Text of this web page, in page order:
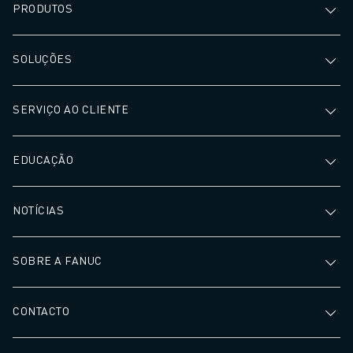
PRODUTOS
SOLUÇÕES
SERVIÇO AO CLIENTE
EDUCAÇÃO
NOTÍCIAS
SOBRE A FANUC
CONTACTO